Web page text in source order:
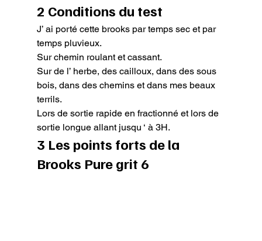
2 Conditions du test
J’ ai porté cette brooks par temps sec et par
temps pluvieux.
Sur chemin roulant et cassant.
Sur de l’ herbe, des cailloux, dans des sous
bois, dans des chemins et dans mes beaux
terrils.
Lors de sortie rapide en fractionné et lors de
sortie longue allant jusqu ‘ à 3H.
3 Les points forts de la
Brooks Pure grit 6